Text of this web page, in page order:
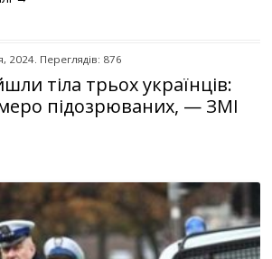
2024. Переглядів: 876
тіла трьох українців:
підозрюваних, — ЗМІ